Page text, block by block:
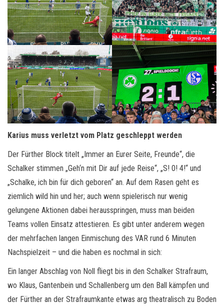
Karius muss verletzt vom Platz geschleppt werden
Der Fürther Block titelt „Immer an Eurer Seite, Freunde“, die
Schalker stimmen „Geh‘n mit Dir auf jede Reise“, „S! 0! 4!“ und
„Schalke, ich bin für dich geboren“ an. Auf dem Rasen geht es
ziemlich wild hin und her; auch wenn spielerisch nur wenig
gelungene Aktionen dabei herausspringen, muss man beiden
Teams vollen Einsatz attestieren. Es gibt unter anderem wegen
der mehrfachen langen Einmischung des VAR rund 6 Minuten
Nachspielzeit – und die haben es nochmal in sich:
Ein langer Abschlag von Noll fliegt bis in den Schalker Strafraum,
wo Klaus, Gantenbein und Schallenberg um den Ball kämpfen und
der Fürther an der Strafraumkante etwas arg theatralisch zu Boden